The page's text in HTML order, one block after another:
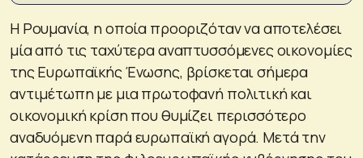
Η Ρουμανία, η οποία προοριζόταν να αποτελέσει
μία από τις ταχύτερα αναπτυσσόμενες οικονομίες
της Ευρωπαϊκής Ένωσης, βρίσκεται σήμερα
αντιμέτωπη με μια πρωτοφανή πολιτική και
οικονομική κρίση που θυμίζει περισσότερο
αναδυόμενη παρά ευρωπαϊκή αγορά. Μετά την